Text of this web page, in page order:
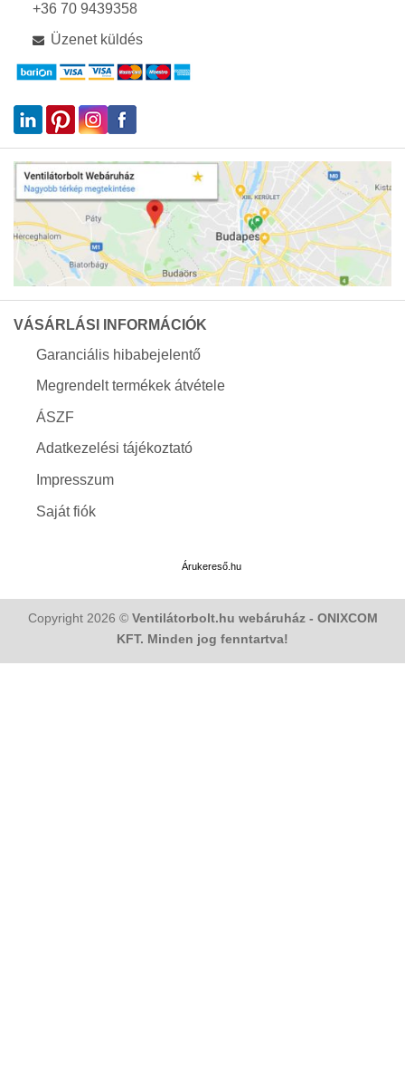
+36 70 9439358
Üzenet küldés
VÁSÁRLÁSI INFORMÁCIÓK
Garanciális hibabejelentő
Megrendelt termékek átvétele
ÁSZF
Adatkezelési tájékoztató
Impresszum
Saját fiók
Árukereső.hu
Copyright 2026 © Ventilátorbolt.hu webáruház - ONIXCOM
KFT. Minden jog fenntartva!